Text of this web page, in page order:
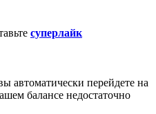
суперлайк
автоматически перейдете на
балансе недостаточно